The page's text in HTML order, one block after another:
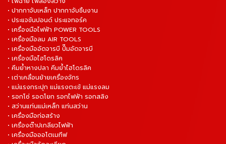
• ปากกาจับเหล็ก ปากกาจับชิ้นงาน
• ประแจขันปอนด์ ประแจทอร์ค
• เครื่องมือไฟฟ้า POWER TOOLS
• เครื่องมือลม AIR TOOLS
• เครื่องมืออัดจารบี ปั๊มอัดจารบี
• เครื่องมือไฮโดรลิค
• คีมย้ำหางปลา คีมย้ำไฮโดรลิค
• เต่าเคลื่อนย้ายเครื่องจักร
• แม่แรงกระปุก แม่แรงตะเข้ แม่แรงลม
• รอกโซ่ รอดโยก รอกไฟฟ้า รอกสลิง
• สว่านแท่นแม่เหล็ก แท่นสว่าน
• เครื่องมือก่อสร้าง
• เครื่องต๊าปเกลียวไฟฟ้า
• เครื่องมือออโตเมทีฟ